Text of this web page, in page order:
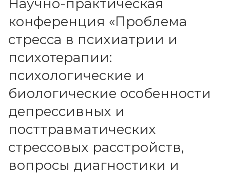
Научно-практическая
конференция «Проблема
стресса в психиатрии и
психотерапии:
психологические и
биологические особенности
депрессивных и
посттравматических
стрессовых расстройств,
вопросы диагностики и